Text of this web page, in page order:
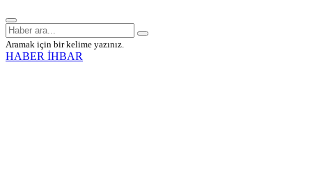
Aramak için bir kelime yazınız.
HABER İHBAR